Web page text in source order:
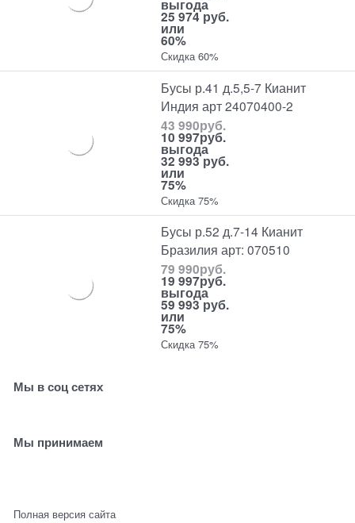
выгода
25 974 руб.
или
60%
Скидка 60%
Бусы р.41 д.5,5-7 Кианит
Индия арт 24070400-2
43 990руб.
10 997руб.
выгода
32 993 руб.
или
75%
Скидка 75%
Бусы р.52 д.7-14 Кианит
Бразилия арт: 070510
79 990руб.
19 997руб.
выгода
59 993 руб.
или
75%
Скидка 75%
Мы в соц сетях
Мы принимаем
Полная версия сайта